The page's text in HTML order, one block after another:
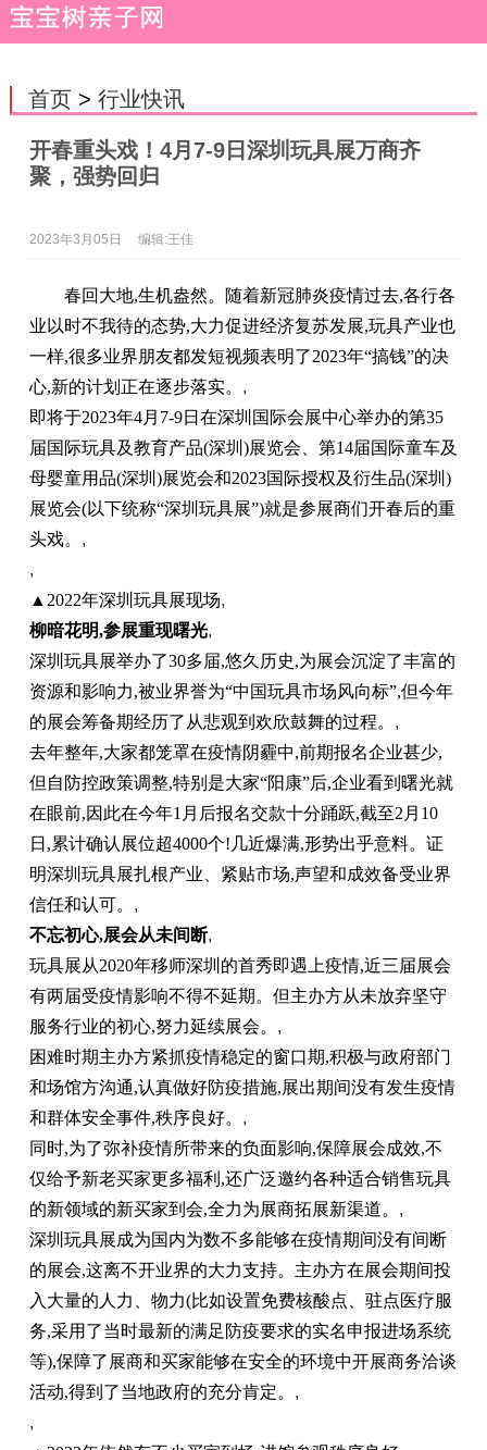
首页> 行业快讯
开春重头戏！4月7-9日深圳玩具展万商齐
聚，强势回归
2023年3月05日 编辑:王佳
春回大地,生机盎然。随着新冠肺炎疫情过去,各行各
业以时不我待的态势,大力促进经济复苏发展,玩具产业也
一样,很多业界朋友都发短视频表明了2023年“搞钱”的决
心,新的计划正在逐步落实。 ,
即将于2023年4月7-9日在深圳国际会展中心举办的第35
届国际玩具及教育产品(深圳)展览会、第14届国际童车及
母婴童用品(深圳)展览会和2023国际授权及衍生品(深圳)
展览会(以下统称“深圳玩具展”)就是参展商们开春后的重
头戏。 ,
,
▲2022年深圳玩具展现场,
柳暗花明,参展重现曙光,
深圳玩具展举办了30多届,悠久历史,为展会沉淀了丰富的
资源和影响力,被业界誉为“中国玩具市场风向标”,但今年
的展会筹备期经历了从悲观到欢欣鼓舞的过程。 ,
去年整年,大家都笼罩在疫情阴霾中,前期报名企业甚少,
但自防控政策调整,特别是大家“阳康”后,企业看到曙光就
在眼前,因此在今年1月后报名交款十分踊跃,截至2月10
日,累计确认展位超4000个!几近爆满,形势出乎意料。证
明深圳玩具展扎根产业、紧贴市场,声望和成效备受业界
信任和认可。 ,
不忘初心,展会从未间断,
玩具展从2020年移师深圳的首秀即遇上疫情,近三届展会
有两届受疫情影响不得不延期。但主办方从未放弃坚守
服务行业的初心,努力延续展会。 ,
困难时期主办方紧抓疫情稳定的窗口期,积极与政府部门
和场馆方沟通,认真做好防疫措施,展出期间没有发生疫情
和群体安全事件,秩序良好。 ,
同时,为了弥补疫情所带来的负面影响,保障展会成效,不
仅给予新老买家更多福利,还广泛邀约各种适合销售玩具
的新领域的新买家到会,全力为展商拓展新渠道。 ,
深圳玩具展成为国内为数不多能够在疫情期间没有间断
的展会,这离不开业界的大力支持。主办方在展会期间投
入大量的人力、物力(比如设置免费核酸点、驻点医疗服
务,采用了当时最新的满足防疫要求的实名申报进场系统
等),保障了展商和买家能够在安全的环境中开展商务洽谈
活动,得到了当地政府的充分肯定。 ,
,